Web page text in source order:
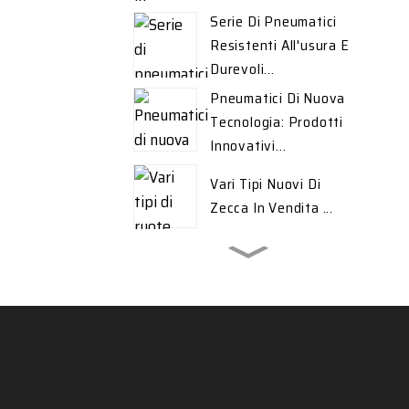
Serie Di Pneumatici
Resistenti All'usura E
Durevoli...
Pneumatici Di Nuova
Tecnologia: Prodotti
Innovativi...
Vari Tipi Nuovi Di
Zecca In Vendita ...
Pneumatici Invernali Di